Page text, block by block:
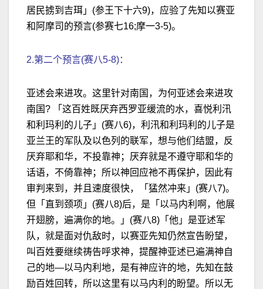
居民掳到吉珥」(参王下十六9)，应验了先知以赛亚
和阿摩司的预言(参赛七16;摩一3-5)。
2.第二个预言(赛八5-8)：
亚述会来进攻。这里针对南国，为何亚述会来进攻
南国? 「这百姓既厌弃西罗亚缓流的水，喜悦利汛
和利玛利的儿子」(赛八6)，利汛和利玛利的儿子是
亚兰王的军队及以色列的联军，想与他们结盟，反
厌弃耶和华，不投靠神；厌弃就是不遵守耶和华的
话语，不倚靠神；所以神回应祂不再保护，因此有
审判来到，并且速度很快，「猛然冲来」(赛八7)。
但「直到颈项」(赛八8)后，是「以马内利啊，他展
开翅膀，遍满你的地。」(赛八8)「他」是亚述军
队，就是面对仇敌时，以赛亚先知仍然宣告盼望，
叫百姓要继续祷告呼求神，提醒神亚述已遍满神自
己的地—以马内利地，是有神应许的地，先知在鼓
励百姓回转，所以这里有以马内利的盼望。所以无